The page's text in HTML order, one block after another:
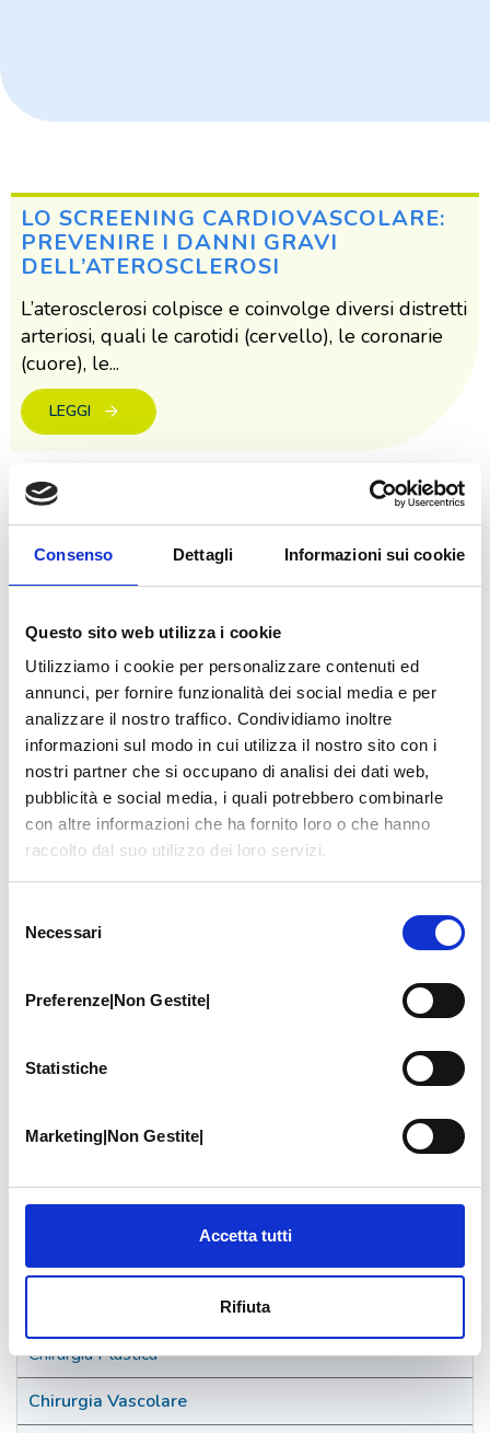
Consenso Dettagli Informazioni sui cookie
Questo sito web utilizza i cookie
Utilizziamo i cookie per personalizzare contenuti ed
annunci, per fornire funzionalità dei social media e per
analizzare il nostro traffico. Condividiamo inoltre
informazioni sul modo in cui utilizza il nostro sito con i
nostri partner che si occupano di analisi dei dati web,
pubblicità e social media, i quali potrebbero combinarle
con altre informazioni che ha fornito loro o che hanno
raccolto dal suo utilizzo dei loro servizi.
delNecessari
Preferenze|Non Gestite|
Statistiche
Marketing|Non Gestite|
Accetta tutti
Rifiuta
LO SCREENING CARDIOVASCOLARE:
PREVENIRE I DANNI GRAVI
DELL’ATEROSCLEROSI
L’aterosclerosi colpisce e coinvolge diversi distretti
arteriosi, quali le carotidi (cervello), le coronarie
(cuore), le...
LEGGI
QUALI SONO I FATTORI DI RISCHIO
PER IL REFLUSSO VENOSO?
I principali fattori di rischio per il reflusso venoso
LEGGI
SIGILLARE LA VENA ANZICHÉ
ASPORTARLA? LA RADIOFREQUENZA
È L’ALTERNATIVA MINI INVASIVA
ALLA SAFENECTOMIA PER STRIPPING
La malattia da reflusso venoso è progressiva e –
Chirurgia Plastica
Chirurgia Vascolare